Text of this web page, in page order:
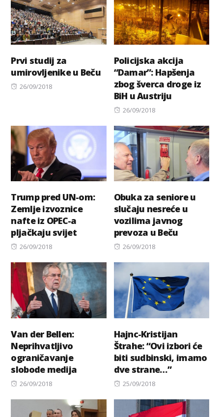
Prvi studij za
umirovljenike u Beču
Posted
26/09/2018
Policijska akcija
“Damar”: Hapšenja
zbog šverca droge iz
BiH u Austriju
Posted
26/09/2018
Trump pred UN-om:
Zemlje izvoznice
nafte iz OPEC-a
pljačkaju svijet
Posted
26/09/2018
Obuka za seniore u
slučaju nesreće u
vozilima javnog
prevoza u Beču
Posted
26/09/2018
Van der Bellen:
Neprihvatljivo
ograničavanje
slobode medija
Posted
26/09/2018
Hajnc-Kristijan
Štrahe: “Ovi izbori će
biti sudbinski, imamo
dve strane…”
Posted
25/09/2018